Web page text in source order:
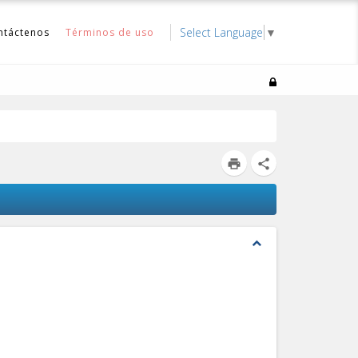
Términos de uso Select Language ▼
print share
expand_less